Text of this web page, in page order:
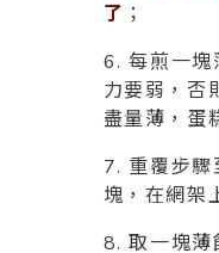
了 ；
6. 每煎一塊
力要弱，否
盡量薄，蛋
7. 重覆步
塊，在網架
8. 取一塊薄